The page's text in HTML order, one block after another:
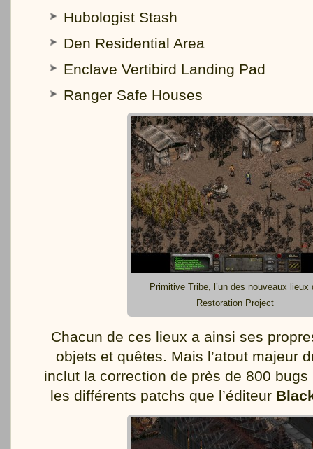
Hubologist Stash
Den Residential Area
Enclave Vertibird Landing Pad
Ranger Safe Houses
Primitive Tribe, l’un des nouveaux lieux
Restoration Project
Chacun de ces lieux a ainsi ses
objets et quêtes. Mais l’atout majeur
inclut la correction de près de 800
les différents patchs que l’éditeur